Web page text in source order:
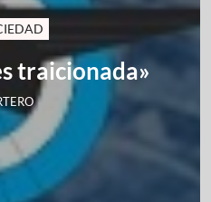
traicionada»